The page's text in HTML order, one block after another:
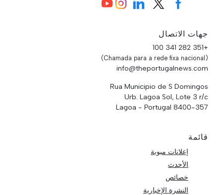
جهات الاتصال
+351 282 341 100
(Chamada para a rede fixa nacional)
info@theportugalnews.com
Rua Municipio de S Domingos
Urb. Lagoa Sol, Lote 3 r/c
8400-357 Lagoa - Portugal
قائمة
إعلانات مبوبة
الأحدث
خصائص
النشرة الإخبارية